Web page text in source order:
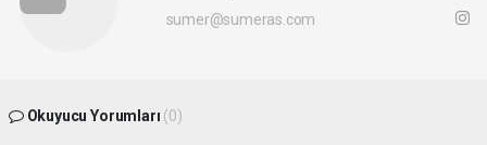
sumer@sumeras.com
Okuyucu Yorumları (0)